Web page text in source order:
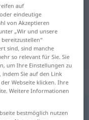
für
auf
eindeutige
von Akzeptieren
„Wir und unsere
sind, sind manche
so relevant für Sie. Sie
um Ihre Einstellungen zu
Sie auf den Link
Webseite klicken. Ihre
Weitere Informationen
bestmöglich nutzen